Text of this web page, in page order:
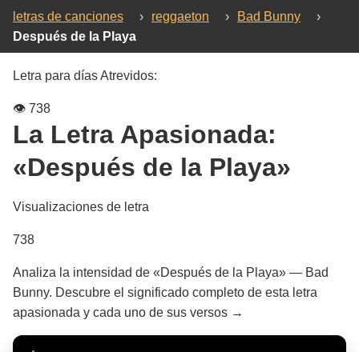
letras de canciones › reggaeton › Bad Bunny
›
Después de la Playa
Letra para días Atrevidos:
👁️ 738
La Letra Apasionada:
«Después de la Playa»
Visualizaciones de letra
738
Analiza la intensidad de «Después de la Playa» — Bad
Bunny. Descubre el significado completo de esta letra
apasionada y cada uno de sus versos →